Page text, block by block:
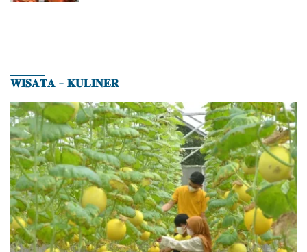
𝐖𝐈𝐒𝐀𝐓𝐀 – 𝐊𝐔𝐋𝐈𝐍𝐄𝐑